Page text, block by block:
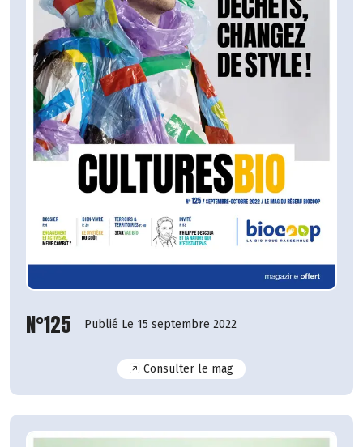
N°125 Publié Le 15 septembre 2022
Consulter le magN°125